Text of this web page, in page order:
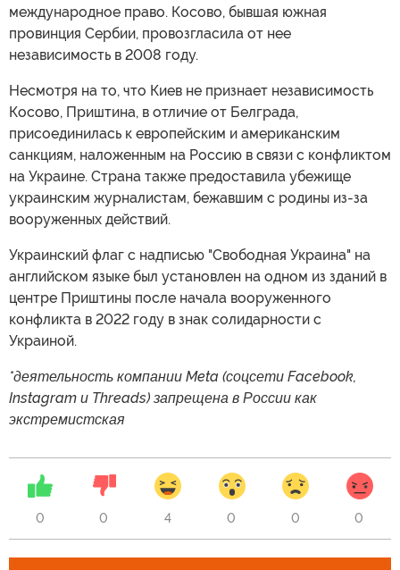
международное право. Косово, бывшая южная
провинция Сербии, провозгласила от нее
независимость в 2008 году.
Несмотря на то, что Киев не признает независимость
Косово, Приштина, в отличие от Белграда,
присоединилась к европейским и американским
санкциям, наложенным на Россию в связи с конфликтом
на Украине. Страна также предоставила убежище
украинским журналистам, бежавшим с родины из-за
вооруженных действий.
Украинский флаг с надписью "Свободная Украина" на
английском языке был установлен на одном из зданий в
центре Приштины после начала вооруженного
конфликта в 2022 году в знак солидарности с
Украиной.
*деятельность компании Meta (соцсети Facebook,
Instagram и Threads) запрещена в России как
экстремистская
0 0 4 0 0 0